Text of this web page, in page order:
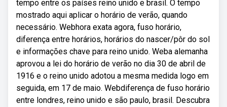
tempo entre os países reino unido e brasil. O tempo
mostrado aqui aplicar o horário de verão, quando
necessário. Webhora exata agora, fuso horário,
diferença entre horários, horários do nascer/pôr do sol
e informações chave para reino unido. Weba alemanha
aprovou a lei do horário de verão no dia 30 de abril de
1916 e o reino unido adotou a mesma medida logo em
seguida, em 17 de maio. Webdiferença de fuso horário
entre londres, reino unido e são paulo, brasil. Descubra